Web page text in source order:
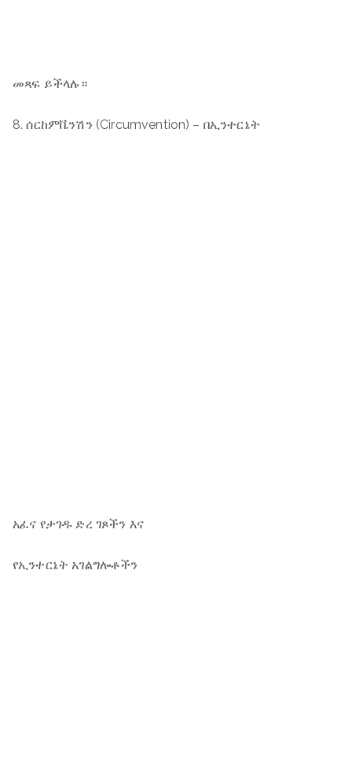
መጻፍ ይችላሉ።
8. ሰርከምቬንሽን (Circumvention) – በኢንተርኔት
አፈና የታገዱ ድረ ገጾችን እና
የኢንተርኔት አገልግሎቶችን